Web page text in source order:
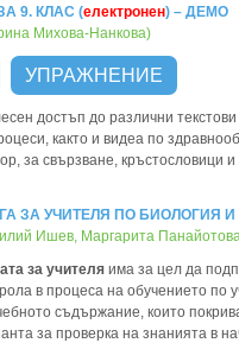
9. КЛАС (електронен) – ДЕМО
Михова-Нанкова)
УПРАЖНЕНИЕ
достъп до различни
както и видеа по
за свързване, кръстословици и
ЗА УЧИТЕЛЯ ПО БИОЛОГИЯ
Ишев, Маргарита
за учителя има за цел да
в процеса на обучението по
съдържание, които
за проверка на знанията в